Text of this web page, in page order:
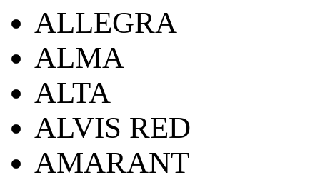
ALLEGRA
ALMA
ALTA
ALVIS RED
AMARANT